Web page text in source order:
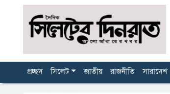
প্রচ্ছদ সিলেট জাতীয় রাজনীতি সারাদেশ